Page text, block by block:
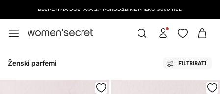
BESPLATNA DOSTAVA ZA PORUDŽBINE PREKO 3999 RSD
Ženski parfemi FILTRIRATI